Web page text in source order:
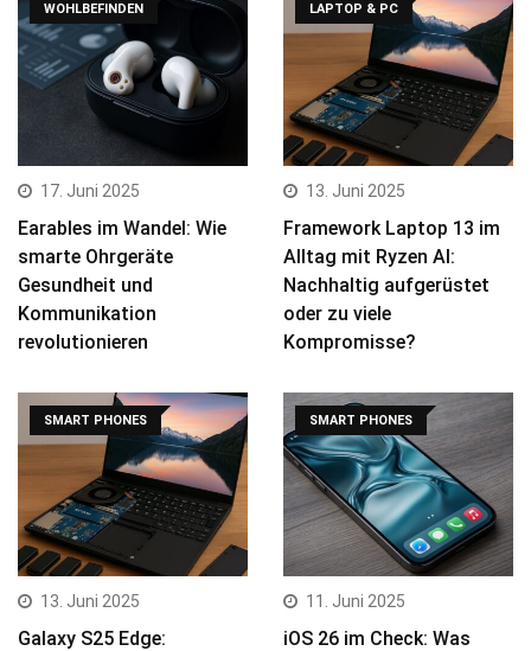
WOHLBEFINDEN
17. Juni 2025
Earables im Wandel: Wie
smarte Ohrgeräte
Gesundheit und
Kommunikation
revolutionieren
LAPTOP & PC
13. Juni 2025
Framework Laptop 13 im
Alltag mit Ryzen AI:
Nachhaltig aufgerüstet
oder zu viele
Kompromisse?
SMART PHONES
13. Juni 2025
Galaxy S25 Edge:
SMART PHONES
11. Juni 2025
iOS 26 im Check: Was